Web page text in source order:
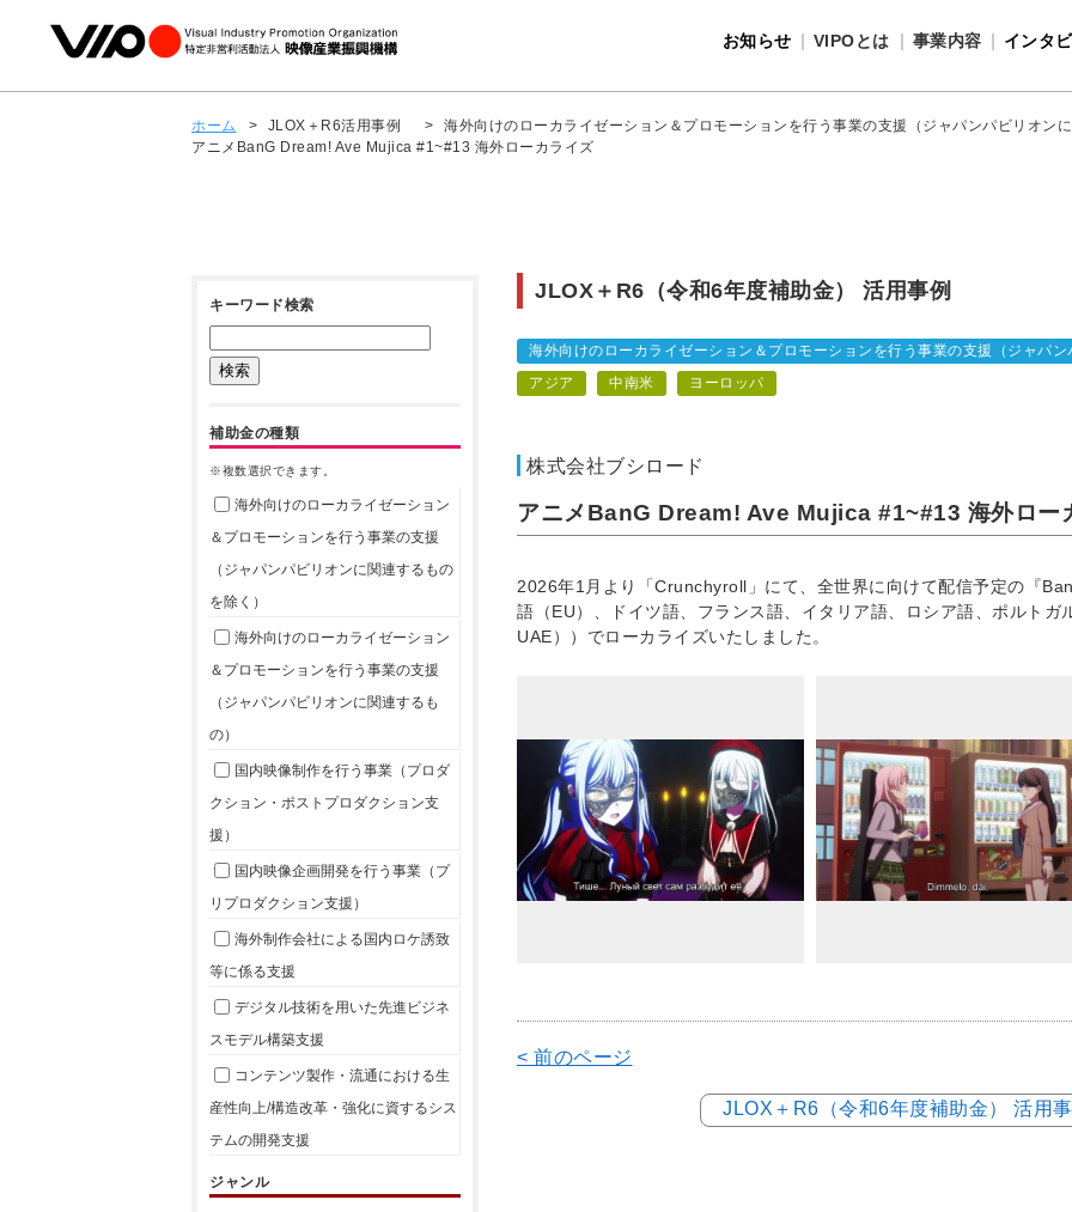
お知らせ VIPOとは
VIPOとは
事業内容
インタ
ホーム > JLOX＋R6活用事例 > 海外向けのローカライゼーション＆プロモーションを行う事業の支援（ジャパンパビリオンに
アニメBanG Dream! Ave Mujica #1~#13 海外ローカライズ
JLOX＋R6（令和6年度補助金） 活用事例
海外向けのローカライゼーション＆プロモーションを行う事業の支援（ジャパン
アジア
中南米 ヨーロッパ
株式会社ブシロード
アニメBanG Dream! Ave Mujica #1~#13 海外ロー
2026年1月より「Crunchyroll」にて、全世界に向けて配信予定の『
語（EU）、ドイツ語、フランス語、イタリア語、ロシア語、ポルトガ
UAE））でローカライズいたしました。
< 前のページ
JLOX＋R6（令和6年度補助金） 活用
キーワード検索
補助金の種類
※複数選択できます。
海外向けのローカライゼーション
＆プロモーションを行う事業の支援
（ジャパンパビリオンに関連するもの
を除く）
海外向けのローカライゼーション
＆プロモーションを行う事業の支援
（ジャパンパビリオンに関連するも
の）
国内映像制作を行う事業（プロダ
クション・ポストプロダクション支
援）
国内映像企画開発を行う事業（プ
リプロダクション支援）
海外制作会社による国内ロケ誘致
等に係る支援
デジタル技術を用いた先進ビジネ
スモデル構築支援
コンテンツ製作・流通における生
産性向上/構造改革・強化に資するシス
テムの開発支援
ジャンル